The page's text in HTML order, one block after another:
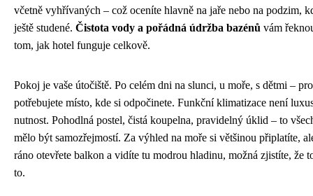
včetně vyhřívaných – což oceníte hlavně na jaře nebo na podzim,
ještě studené. Čistota vody a pořádná údržba bazénů vám
tom, jak hotel funguje celkově.
Pokoj je vaše útočiště. Po celém dni na slunci, u moře, s dětmi –
potřebujete místo, kde si odpočinete. Funkční klimatizace není
nutnost. Pohodlná postel, čistá koupelna, pravidelný úklid – to
mělo být samozřejmostí. Za výhled na moře si většinou připlatíte,
ráno otevřete balkon a vidíte tu modrou hladinu, možná zjistíte, že
to.